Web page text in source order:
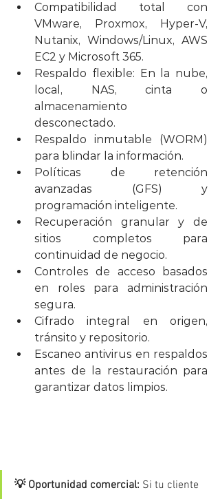
Compatibilidad total con
VMware, Proxmox, Hyper-V,
Nutanix, Windows/Linux, AWS
EC2 y Microsoft 365.
Respaldo flexible: En la nube,
local, NAS, cinta o
almacenamiento
desconectado.
Respaldo inmutable (WORM)
para blindar la información.
Políticas de retención
avanzadas (GFS) y
programación inteligente.
Recuperación granular y de
sitios completos para
continuidad de negocio.
Controles de acceso basados
en roles para administración
segura.
Cifrado integral en origen,
tránsito y repositorio.
Escaneo antivirus en respaldos
antes de la restauración para
garantizar datos limpios.
💡 Oportunidad comercial: Si tu cliente